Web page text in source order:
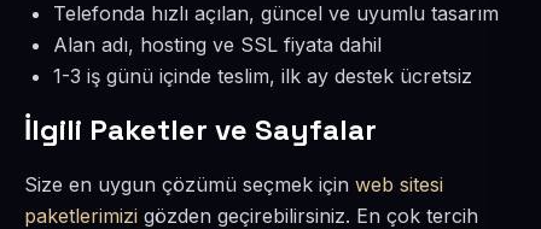
Telefonda hızlı açılan, güncel ve uyumlu tasarım
Alan adı, hosting ve SSL fiyata dahil
1-3 iş günü içinde teslim, ilk ay destek ücretsiz
İlgili Paketler ve Sayfalar
Size en uygun çözümü seçmek için web sitesi
paketlerimizi gözden geçirebilirsiniz. En çok tercih